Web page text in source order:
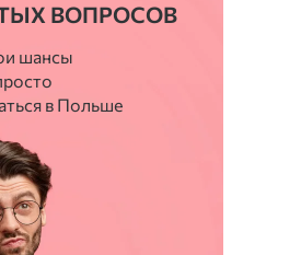
ВОПРОСОВ
шансы
в Польше